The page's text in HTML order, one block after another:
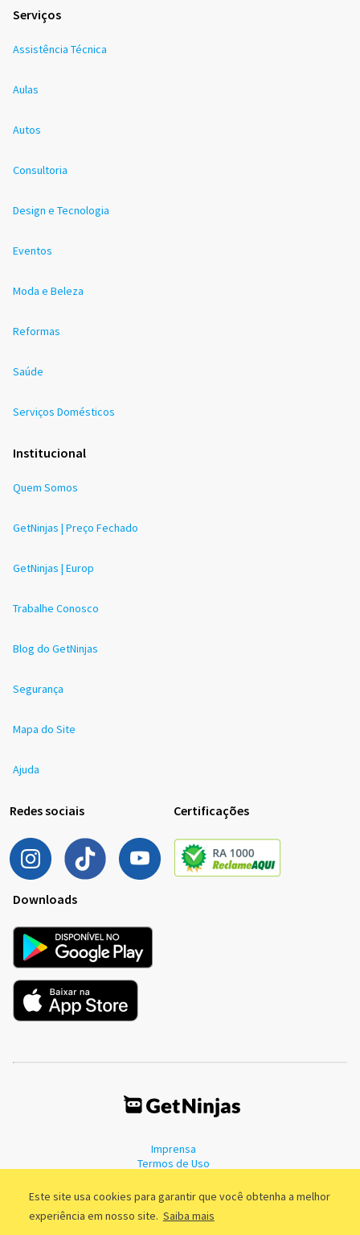
Este site usa cookies para garantir que você obtenha a melhor
experiência em nosso site. Saiba mais
Serviços
Assistência Técnica
Aulas
Autos
Consultoria
Design e Tecnologia
Eventos
Moda e Beleza
Reformas
Saúde
Serviços Domésticos
Institucional
Quem Somos
GetNinjas | Preço Fechado
GetNinjas | Europ
Trabalhe Conosco
Blog do GetNinjas
Segurança
Mapa do Site
Ajuda
Redes sociais Certificações
Downloads
Imprensa
Termos de Uso